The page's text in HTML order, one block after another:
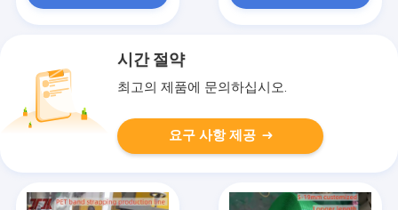
시간 절약
최고의 제품에 문의하십시오.
요구 사항 제공